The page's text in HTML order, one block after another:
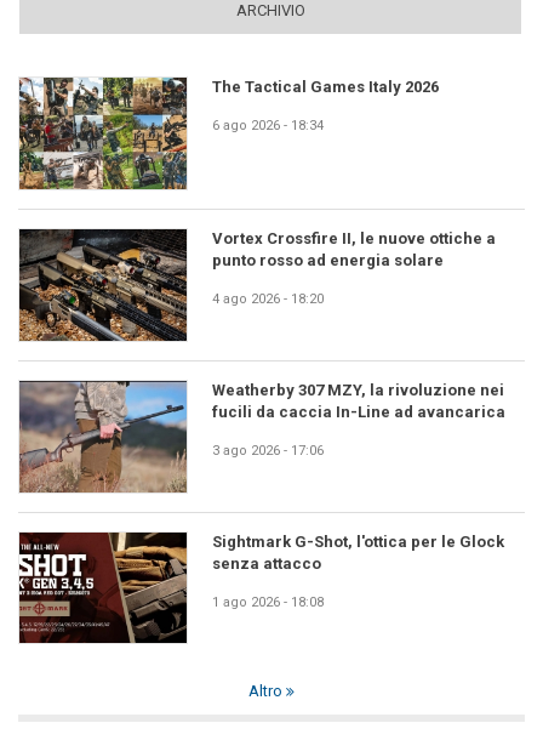
ARCHIVIO
The Tactical Games Italy 2026
6 ago 2026 - 18:34
Vortex Crossfire II, le nuove ottiche a
punto rosso ad energia solare
4 ago 2026 - 18:20
Weatherby 307 MZY, la rivoluzione nei
fucili da caccia In-Line ad avancarica
3 ago 2026 - 17:06
Sightmark G-Shot, l'ottica per le Glock
senza attacco
1 ago 2026 - 18:08
Altro